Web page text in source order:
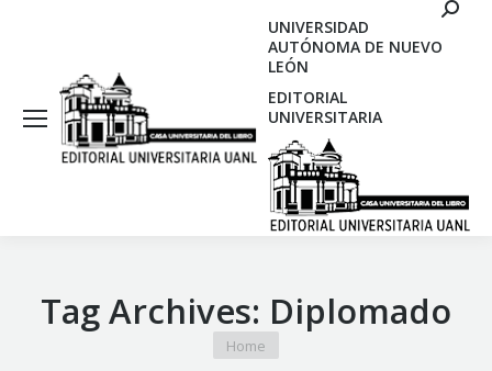
UNIVERSIDAD
AUTÓNOMA DE NUEVO
LEÓN
EDITORIAL
UNIVERSITARIA
Tag Archives: Diplomado
You are here:
Home